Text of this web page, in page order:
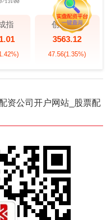
指 创业板指
3563.12
47.56(1.35%)
资公司开户网站_股票配